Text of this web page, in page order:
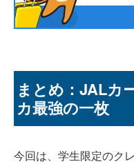
まとめ：JALカ
カ最強の一枚
今回は、学生限定のク